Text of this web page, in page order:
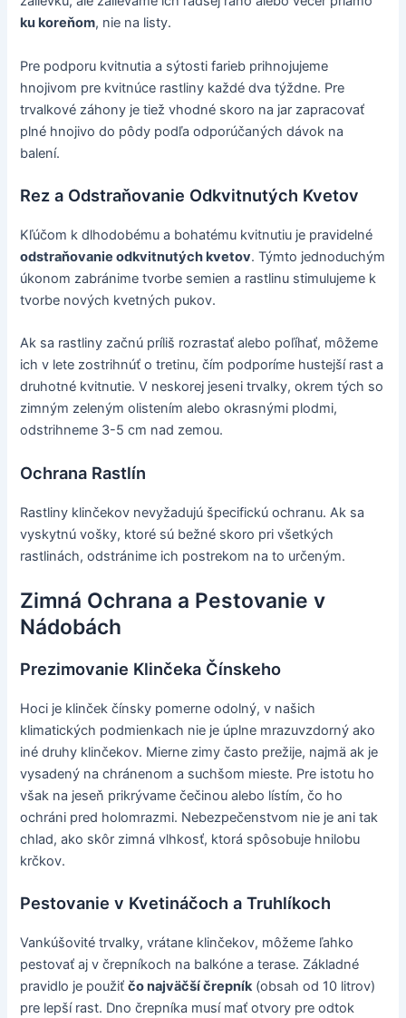
ku koreňom, nie na listy.
Pre podporu kvitnutia a sýtosti farieb prihnojujeme
hnojivom pre kvitnúce rastliny každé dva týždne. Pre
trvalkové záhony je tiež vhodné skoro na jar zapracovať
plné hnojivo do pôdy podľa odporúčaných dávok na
balení.
Rez a Odstraňovanie Odkvitnutých Kvetov
Kľúčom k dlhodobému a bohatému kvitnutiu je pravidelné
odstraňovanie odkvitnutých kvetov. Týmto jednoduchým
úkonom zabránime tvorbe semien a rastlinu stimulujeme k
tvorbe nových kvetných pukov.
Ak sa rastliny začnú príliš rozrastať alebo poľíhať, môžeme
ich v lete zostrihnúť o tretinu, čím podporíme hustejší rast a
druhotné kvitnutie. V neskorej jeseni trvalky, okrem tých so
zimným zeleným olistením alebo okrasnými plodmi,
odstrihneme 3-5 cm nad zemou.
Ochrana Rastlín
Rastliny klinčekov nevyžadujú špecifickú ochranu. Ak sa
vyskytnú vošky, ktoré sú bežné skoro pri všetkých
rastlinách, odstránime ich postrekom na to určeným.
Zimná Ochrana a Pestovanie v
Nádobách
Prezimovanie Klinčeka Čínskeho
Hoci je klinček čínsky pomerne odolný, v našich
klimatických podmienkach nie je úplne mrazuvzdorný ako
iné druhy klinčekov. Mierne zimy často prežije, najmä ak je
vysadený na chránenom a suchšom mieste. Pre istotu ho
však na jeseň prikrývame čečinou alebo lístím, čo ho
ochráni pred holomrazmi. Nebezpečenstvom nie je ani tak
chlad, ako skôr zimná vlhkosť, ktorá spôsobuje hnilobu
krčkov.
Pestovanie v Kvetináčoch a Truhlíkoch
Vankúšovité trvalky, vrátane klinčekov, môžeme ľahko
pestovať aj v črepníkoch na balkóne a terase. Základné
pravidlo je použiťčo najväčší črepník(obsah od 10 litrov)
pre lepší rast. Dno črepníka musí mať otvory pre odtok